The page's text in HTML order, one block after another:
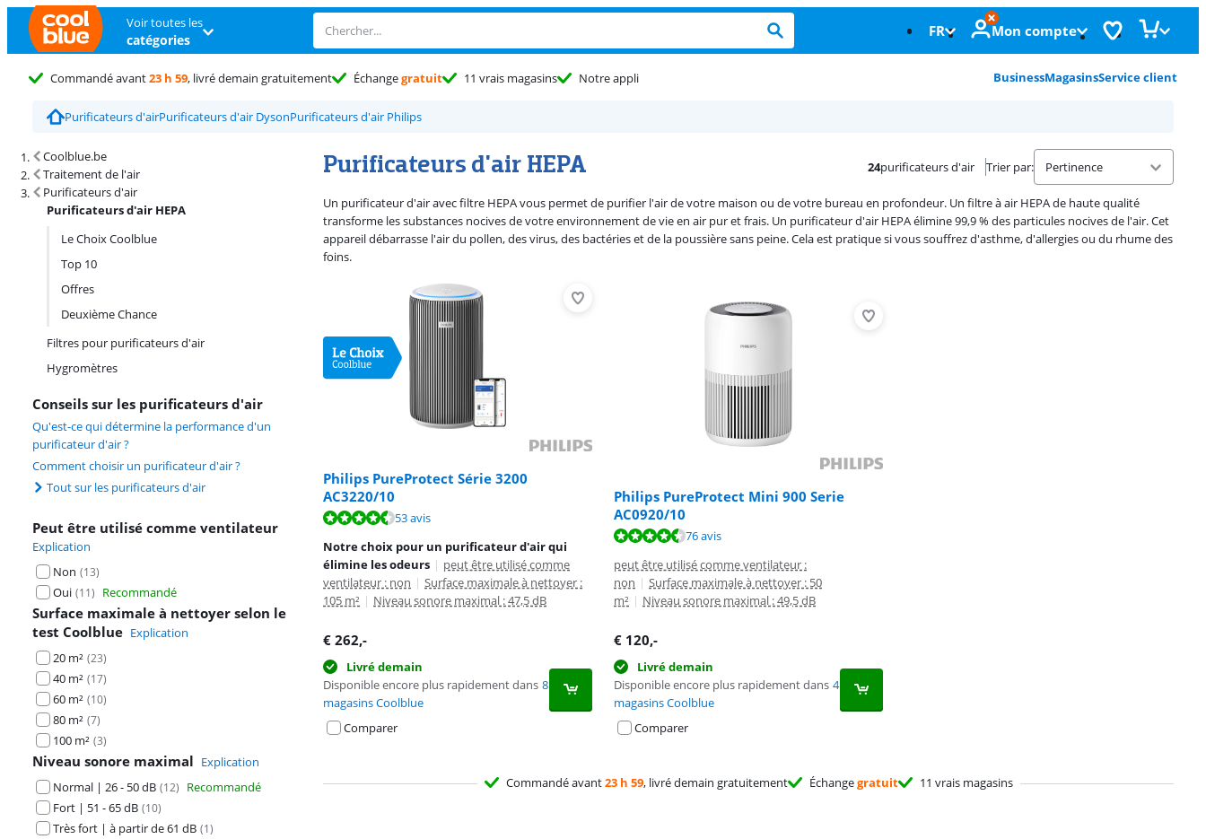
Voir toutes les
catégories FR Mon compte
Commandé avant23 h 59, livré demain gratuitement Échangegratuit 11 vrais magasins Notre appli BusinessMagasinsService client
Purificateurs d'airPurificateurs d'air DysonPurificateurs d'air Philips
Coolblue.be
Traitement de l'air
Purificateurs d'air
Purificateurs d'air HEPA
Le Choix Coolblue
Top 10
Offres
Deuxième Chance
Filtres pour purificateurs d'air
Hygromètres
Conseils sur les purificateurs d'air
Qu'est-ce qui détermine la performance d'un
purificateur d'air ?
Comment choisir un purificateur d'air ?
Tout sur les purificateurs d'air
Peut être utilisé comme ventilateur
Explication
Non (13)
Oui (11) Recommandé
Surface maximale à nettoyer selon le
test Coolblue Explication
20 m² (23)
40 m² (17)
60 m² (10)
80 m² (7)
100 m² (3)
Niveau sonore maximal Explication
Normal | 26 - 50 dB (12) Recommandé
Fort | 51 - 65 dB (10)
Très fort | à partir de 61 dB (1)
Purificateurs d'air HEPA
Résultats de recherche et tri
24purificateurs d'air Trier par:
Un purificateur d'air avec filtre HEPA vous permet de purifier l'air de votre maison ou de votre bureau en profondeur. Un filtre à air HEPA de haute qualité
transforme les substances nocives de votre environnement de vie en air pur et frais. Un purificateur d'air HEPA élimine 99,9 % des particules nocives de l'air. Cet
appareil débarrasse l'air du pollen, des virus, des bactéries et de la poussière sans peine. Cela est pratique si vous souffrez d'asthme, d'allergies ou du rhume des
foins.
Philips PureProtect Série 3200
AC3220/10
La note est de 8,9 sur 10, basée sur 53 avis.
53 avis
Notre choix pour un purificateur d'air qui
élimine les odeurs | peut être utilisé comme
ventilateur : non | Surface maximale à nettoyer :
105 m² | Niveau sonore maximal : 47,5 dB
€ 262,-
Livré demain
Disponible encore plus rapidement dans 8
magasins Coolblue
Comparer
Philips PureProtect Mini 900 Serie
AC0920/10
76 avis
peut être utilisé comme ventilateur :
non | Surface maximale à nettoyer : 50
m² | Niveau sonore maximal : 49,5 dB
€ 120,-
Livré demain
Disponible encore plus rapidement dans 4
magasins Coolblue
Comparer
Commandé avant23 h 59, livré demain gratuitement Échangegratuit 11 vrais magasins